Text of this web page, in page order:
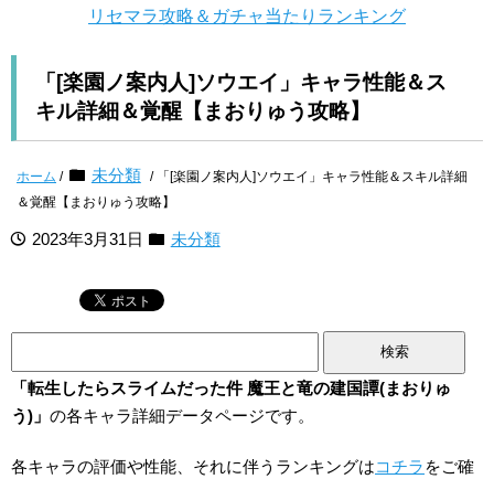
リセマラ攻略＆ガチャ当たりランキング
「[楽園ノ案内人]ソウエイ」キャラ性能＆ス
キル詳細＆覚醒【まおりゅう攻略】
ホーム / 未分類 / 「[楽園ノ案内人]ソウエイ」キャラ性能＆スキル詳細
＆覚醒【まおりゅう攻略】
2023年3月31日 未分類
「転生したらスライムだった件 魔王と竜の建国譚(まおりゅ
う)」 の各キャラ詳細データページです。
各キャラの評価や性能、それに伴うランキングはコチラ をご確